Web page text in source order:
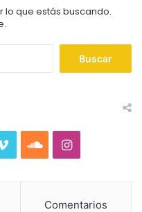
que estás buscando.
S
u
I
s
Comentarios